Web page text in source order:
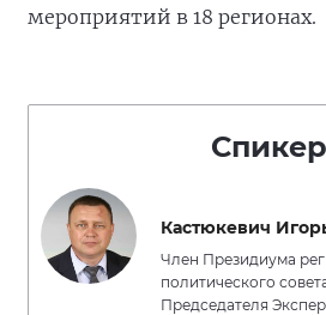
мероприятий в 18 регионах.
Спикер
Кастюкевич
Член Президиума
политического
Председателя